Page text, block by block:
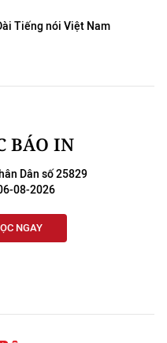
Tiếng nói Việt Nam
BÁO IN
Dân số 25829
08-2026
NGAY